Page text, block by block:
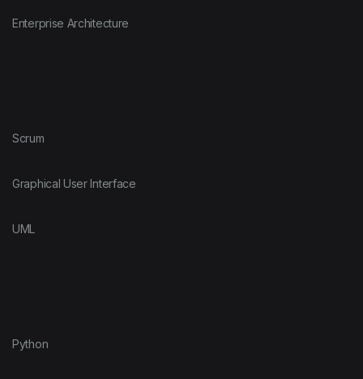
Enterprise Architecture
Scrum
Graphical User Interface
UML
Python